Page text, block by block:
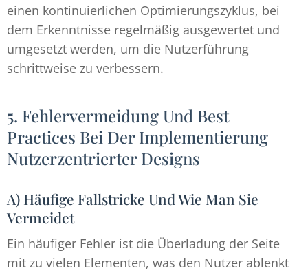
einen kontinuierlichen Optimierungszyklus, bei
dem Erkenntnisse regelmäßig ausgewertet und
umgesetzt werden, um die Nutzerführung
schrittweise zu verbessern.
5. Fehlervermeidung Und Best
Practices Bei Der Implementierung
Nutzerzentrierter Designs
A) Häufige Fallstricke Und Wie Man Sie
Vermeidet
Ein häufiger Fehler ist die Überladung der Seite
mit zu vielen Elementen, was den Nutzer ablenkt